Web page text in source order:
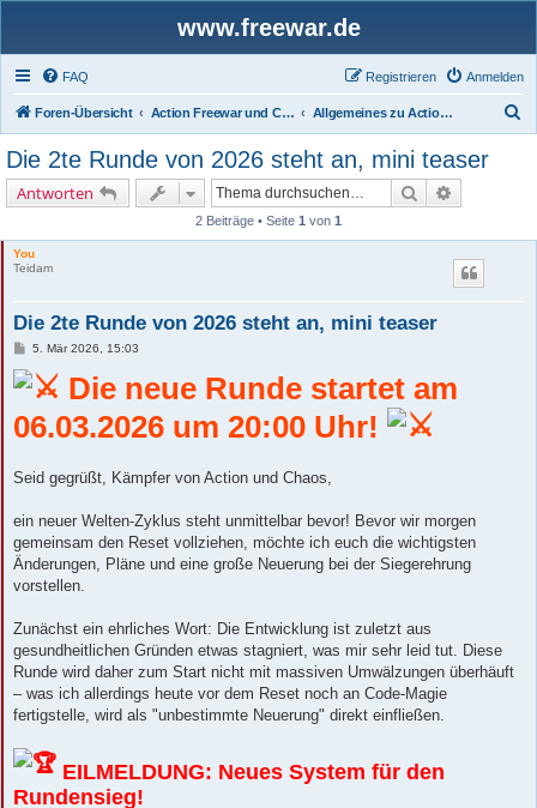
www.freewar.de
FAQ Anmelden
Registrieren
Foren-Übersicht Action Freewar und Chaos-Welt Allgemeines zu ActionFreewar
Die 2te Runde von 2026 steht an, mini teaser
Antworten Suche
2 Beiträge • Seite 1 von 1
You
Teidam
Die 2te Runde von 2026 steht an, mini teaser
B
i
t
a
g
5. Mär 2026, 15:03
Die neue Runde startet am
06.03.2026 um 20:00 Uhr!
Seid gegrüßt, Kämpfer von Action und Chaos,
ein neuer Welten-Zyklus steht unmittelbar bevor! Bevor wir morgen
gemeinsam den Reset vollziehen, möchte ich euch die wichtigsten
Änderungen, Pläne und eine große Neuerung bei der Siegerehrung
vorstellen.
Zunächst ein ehrliches Wort: Die Entwicklung ist zuletzt aus
gesundheitlichen Gründen etwas stagniert, was mir sehr leid tut. Diese
Runde wird daher zum Start nicht mit massiven Umwälzungen überhäuft
– was ich allerdings heute vor dem Reset noch an Code-Magie
fertigstelle, wird als "unbestimmte Neuerung" direkt einfließen.
EILMELDUNG: Neues System für den
Rundensieg!